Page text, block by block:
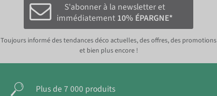
S'abonner à la newsletter et
immédiatement 10% ÉPARGNE*
Toujours informé des tendances déco actuelles, des offres, des promotions
et bien plus encore !
Plus de 7 000 produits